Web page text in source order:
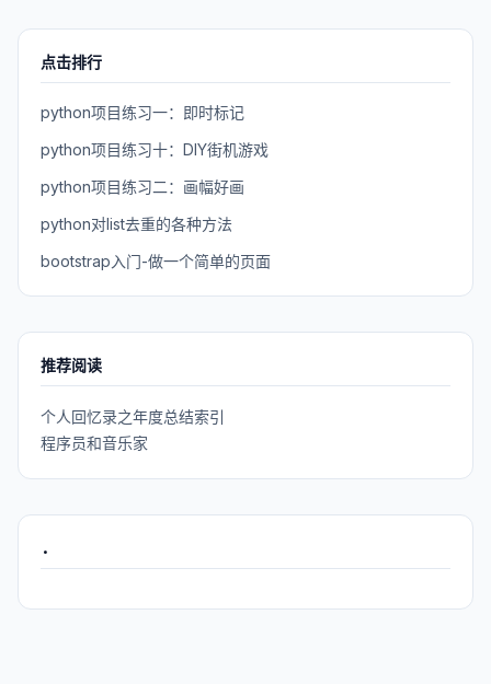
点击排行
python项目练习一：即时标记
python项目练习十：DIY街机游戏
python项目练习二：画幅好画
python对list去重的各种方法
bootstrap入门-做一个简单的页面
推荐阅读
个人回忆录之年度总结索引
程序员和音乐家
.